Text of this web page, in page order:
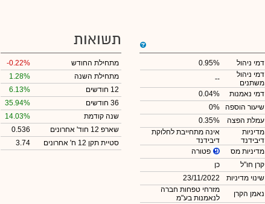
דמי ניהול
0.95%
דמי ניהול
משתנים
--
דמי נאמנות
0.04%
שיעור הוספה
0%
עמלת הפצה
0.35%
מדיניות
דיבידנד
אינה מתחייבת לחלוקת
דיבידנד
מדיניות מס
פטורה
קרן חו"ל
כן
שינוי מדיניות
23/11/2022
נאמן הקרן
מזרחי טפחות חברה
לנאמנות בע"מ
תשואות
מתחילת החודש
-0.22%
מתחילת השנה
1.28%
12 חודשים
6.13%
36 חודשים
35.94%
שנה קודמת
14.03%
שארפ 12 חוד' אחרונים
0.536
סטיית תקן 12 ח' אחרונים
3.74